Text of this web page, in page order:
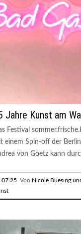
Jahre Kunst am
Festival
einem Spin-off der
von Goetz kann
Von Nicole Buesing